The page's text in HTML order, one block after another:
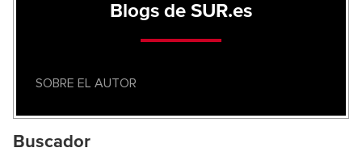
Blogs de SUR.es
SOBRE EL AUTOR
Buscador